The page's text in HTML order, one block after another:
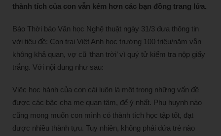
thành tích của con vẫn kém hơn các bạn đồng trang lứa.
Báo Thời báo Văn học Nghệ thuật ngày 31/3 đưa thông tin
với tiêu đề: Con trai Việt Anh học trường 100 triệu/năm vẫn
không khả quan, vợ cũ ‘than trời’ vì quý tử kiểm tra nộp giấy
trắng. Với nội dung như sau:
Việc học hành của con cái luôn là một trong những vấn đề
được các bậc cha mẹ quan tâm, để ý nhất. Phụ huynh nào
cũng mong muốn con mình có thành tích học tập tốt, đạt
được nhiều thành tựu. Tuy nhiên, không phải đứa trẻ nào